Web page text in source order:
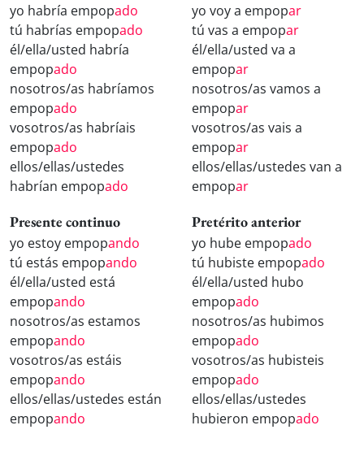
yo habría empopado
tú habrías empopado
él/ella/usted habría
empopado
nosotros/as habríamos
empopado
vosotros/as habríais
empopado
ellos/ellas/ustedes
habrían empopado
yo voy a empopar
tú vas a empopar
él/ella/usted va a
empopar
nosotros/as vamos a
empopar
vosotros/as vais a
empopar
ellos/ellas/ustedes van a
empopar
Presente continuo
yo estoy empopando
tú estás empopando
él/ella/usted está
empopando
nosotros/as estamos
empopando
vosotros/as estáis
empopando
ellos/ellas/ustedes están
empopando
Pretérito anterior
yo hube empopado
tú hubiste empopado
él/ella/usted hubo
empopado
nosotros/as hubimos
empopado
vosotros/as hubisteis
empopado
ellos/ellas/ustedes
hubieron empopado